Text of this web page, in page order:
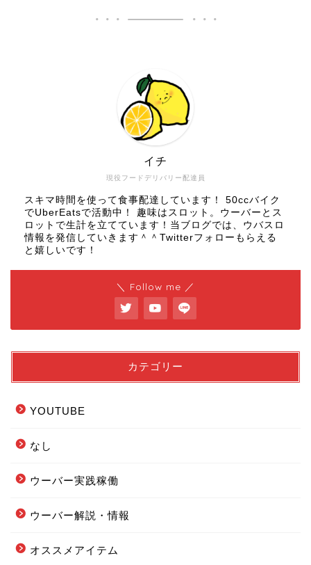
現役フードデリバリー配達員
イチ
スキマ時間を使って食事配達しています！ 50ccバイク
でUberEatsで活動中！ 趣味はスロット。ウーバーとス
ロットで生計を立てています！当ブログでは、ウバスロ
情報を発信していきます＾＾Twitterフォローもらえる
と嬉しいです！
＼ Follow me ／
カテゴリー
YOUTUBE
なし
ウーバー実践稼働
ウーバー解説・情報
オススメアイテム